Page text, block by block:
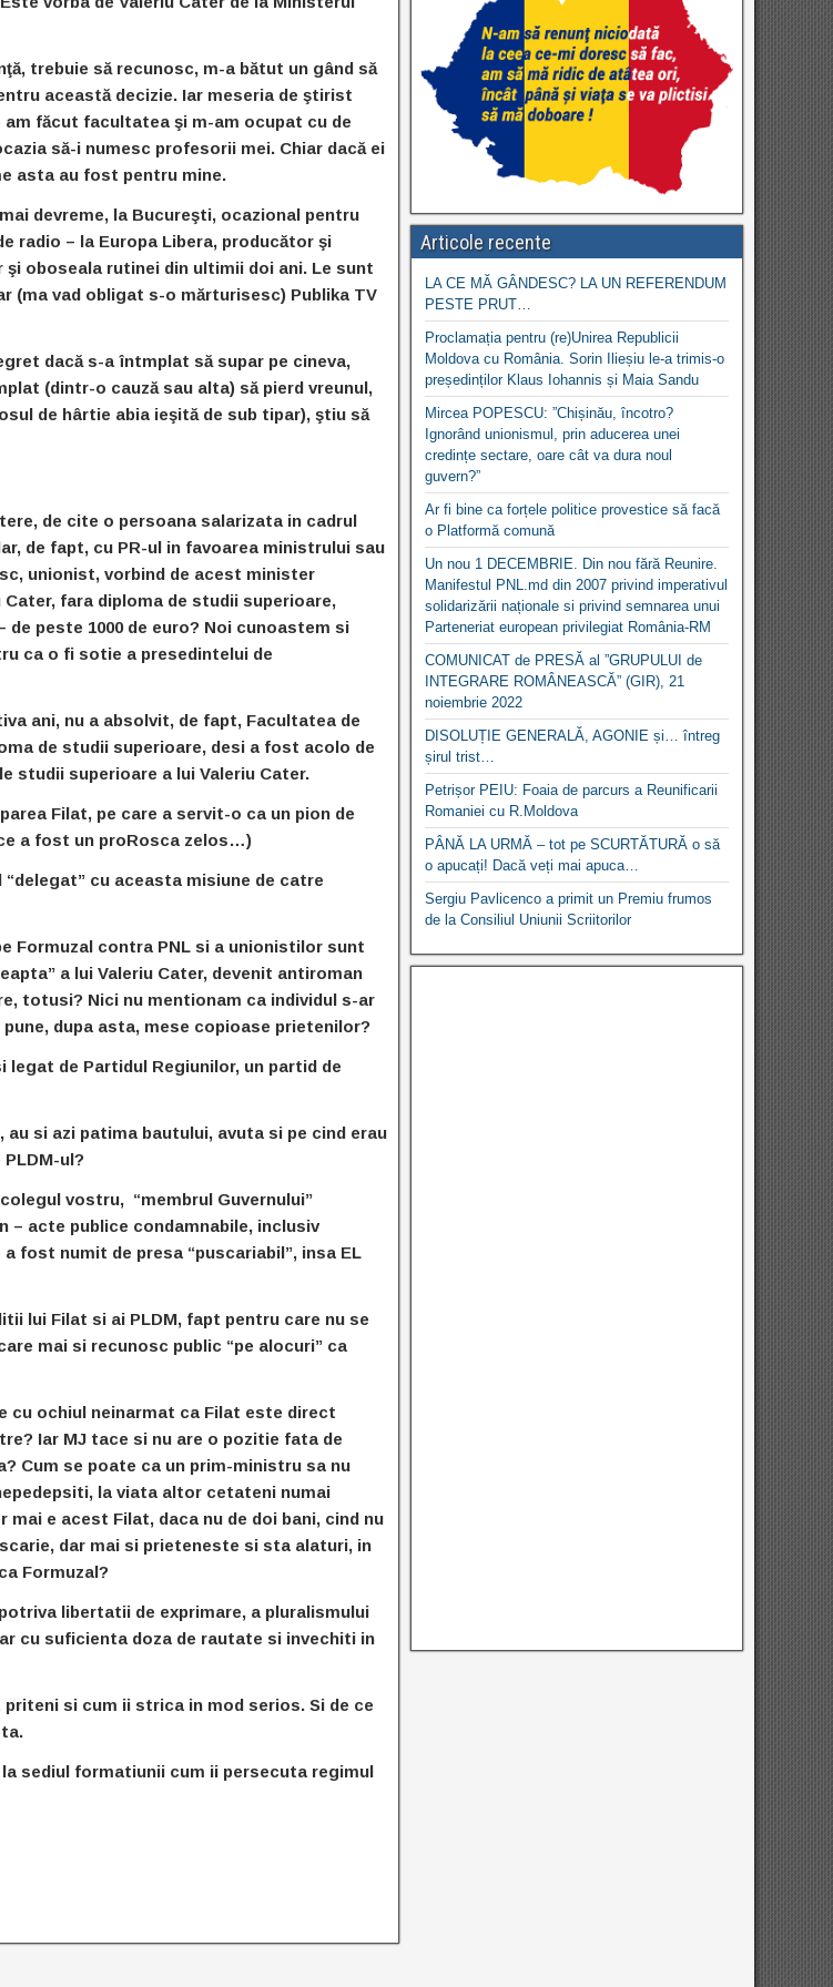
trebuie să recunosc, m-a bătut un gând să
această decizie. Iar meseria de ştirist
am făcut facultatea şi m-am ocupat cu de
să-i numesc profesorii mei. Chiar dacă ei
asta au fost pentru mine.
devreme, la Bucureşti, ocazional pentru
radio – la Europa Libera, producător şi
oboseala rutinei din ultimii doi ani. Le sunt
(ma vad obligat s-o mărturisesc) Publika TV
dacă s-a întmplat să supar pe cineva,
(dintr-o cauză sau alta) să pierd vreunul,
de hârtie abia ieşită de sub tipar), ştiu să
de cite o persoana salarizata in cadrul
de fapt, cu PR-ul in favoarea ministrului sau
unionist, vorbind de acest minister
fara diploma de studii superioare,
de peste 1000 de euro? Noi cunoastem si
ca o fi sotie a presedintelui de
ani, nu a absolvit, de fapt, Facultatea de
de studii superioare, desi a fost acolo de
studii superioare a lui Valeriu Cater.
Filat, pe care a servit-o ca un pion de
a fost un proRosca zelos…)
cu aceasta misiune de catre
Formuzal contra PNL si a unionistilor sunt
a lui Valeriu Cater, devenit antiroman
totusi? Nici nu mentionam ca individul s-ar
dupa asta, mese copioase prietenilor?
legat de Partidul Regiunilor, un partid de
au si azi patima bautului, avuta si pe cind erau
ul?
vostru, “membrul Guvernului”
– acte publice condamnabile, inclusiv
fost numit de presa “puscariabil”, insa EL
lui Filat si ai PLDM, fapt pentru care nu se
mai si recunosc public “pe alocuri” ca
cu ochiul neinarmat ca Filat este direct
Iar MJ tace si nu are o pozitie fata de
Cum se poate ca un prim-ministru sa nu
la viata altor cetateni numai
e acest Filat, daca nu de doi bani, cind nu
dar mai si prieteneste si sta alaturi, in
Formuzal?
libertatii de exprimare, a pluralismului
cu suficienta doza de rautate si invechiti in
si cum ii strica in mod serios. Si de ce
sediul formatiunii cum ii persecuta regimul
Articole recente
LA CE MĂ GÂNDESC? LA UN REFERENDUM
PESTE PRUT…
Proclamația pentru (re)Unirea Republicii
Moldova cu România. Sorin Ilieșiu le-a trimis-o
președinților Klaus Iohannis și Maia Sandu
Mircea POPESCU: ”Chișinău, încotro?
Ignorând unionismul, prin aducerea unei
credințe sectare, oare cât va dura noul
guvern?”
Ar fi bine ca forțele politice provestice să facă
o Platformă comună
Un nou 1 DECEMBRIE. Din nou fără Reunire.
Manifestul PNL.md din 2007 privind imperativul
solidarizării naționale si privind semnarea unui
Parteneriat european privilegiat România-RM
COMUNICAT de PRESĂ al ”GRUPULUI de
INTEGRARE ROMÂNEASCĂ” (GIR), 21
noiembrie 2022
DISOLUȚIE GENERALĂ, AGONIE și… întreg
șirul trist…
Petrișor PEIU: Foaia de parcurs a Reunificarii
Romaniei cu R.Moldova
PÂNĂ LA URMĂ – tot pe SCURTĂTURĂ o să
o apucați! Dacă veți mai apuca…
Sergiu Pavlicenco a primit un Premiu frumos
de la Consiliul Uniunii Scriitorilor